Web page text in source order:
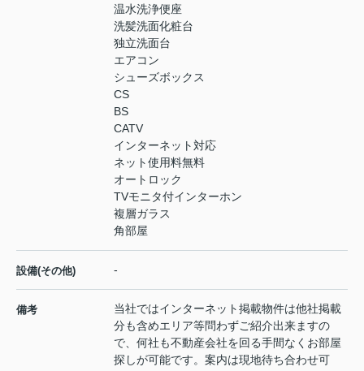
温水洗浄便座
洗髪洗面化粧台
独立洗面台
エアコン
シューズボックス
CS
BS
CATV
インターネット対応
ネット使用料無料
オートロック
TVモニタ付インターホン
複層ガラス
角部屋
設備(その他) -
備考
当社ではインターネット掲載物件は他社掲載
分も含めエリア等問わずご紹介出来ますの
で、何社も不動産会社を回る手間なくお部屋
探しが可能です。案内は現地待ち合わせ可